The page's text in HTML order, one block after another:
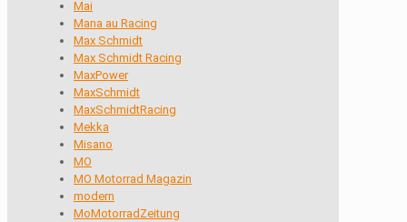
Mai
Mana au Racing
Max Schmidt
Max Schmidt Racing
MaxPower
MaxSchmidt
MaxSchmidtRacing
Mekka
Misano
MO
MO Motorrad Magazin
modern
MoMotorradZeitung